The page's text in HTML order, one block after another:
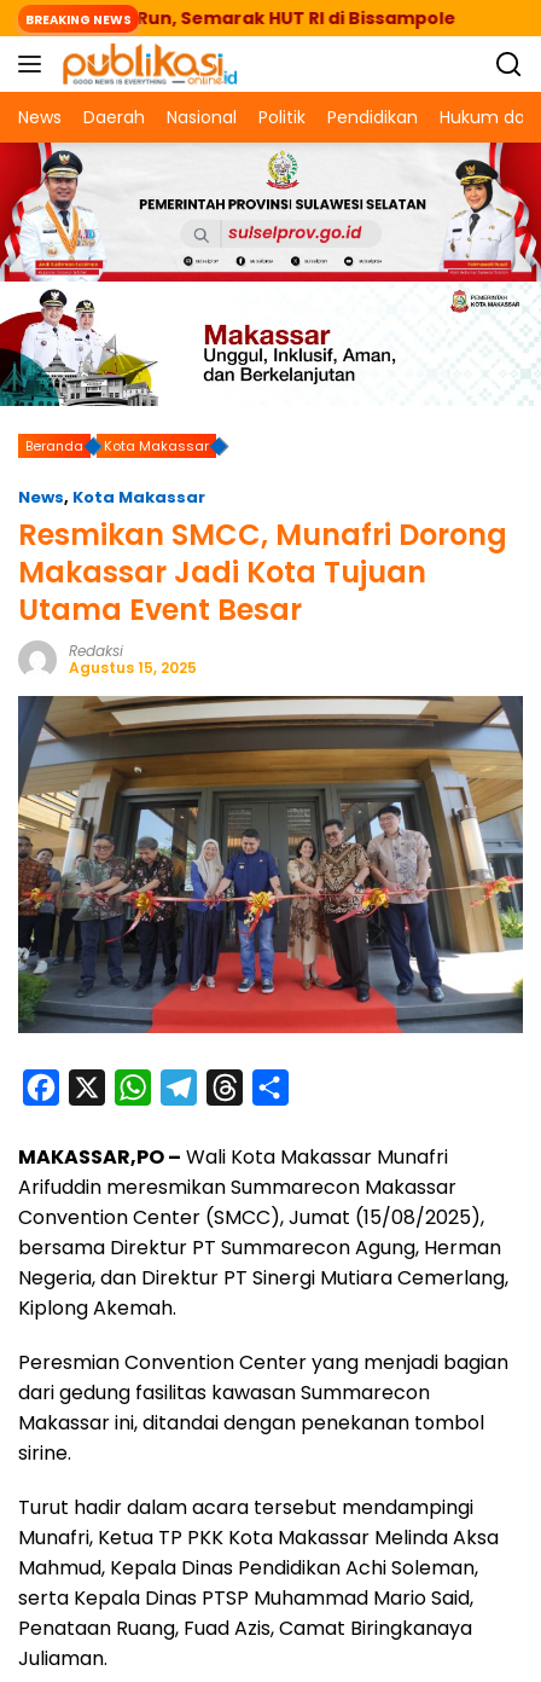
Langsung
ke
konten
BREAKING NEWS
Fun Run, Semarak HUT RI di Bissampole Setkab
News Daerah Nasional Politik Pendidikan Hukum dan
Beranda Kota Makassar
News, Kota Makassar
Resmikan SMCC, Munafri Dorong
Makassar Jadi Kota Tujuan
Utama Event Besar
Redaksi
Agustus 15, 2025
c
e
b
o
o
W
a
t
s
A
p
l
e
g
r
r
e
a
d
a
r
e
MAKASSAR,PO – Wali Kota Makassar Munafri
Arifuddin meresmikan Summarecon Makassar
Convention Center (SMCC), Jumat (15/08/2025),
bersama Direktur PT Summarecon Agung, Herman
Negeria, dan Direktur PT Sinergi Mutiara Cemerlang,
Kiplong Akemah.
Peresmian Convention Center yang menjadi bagian
dari gedung fasilitas kawasan Summarecon
Makassar ini, ditandai dengan penekanan tombol
sirine.
Turut hadir dalam acara tersebut mendampingi
Munafri, Ketua TP PKK Kota Makassar Melinda Aksa
Mahmud, Kepala Dinas Pendidikan Achi Soleman,
serta Kepala Dinas PTSP Muhammad Mario Said,
Penataan Ruang, Fuad Azis, Camat Biringkanaya
Juliaman.